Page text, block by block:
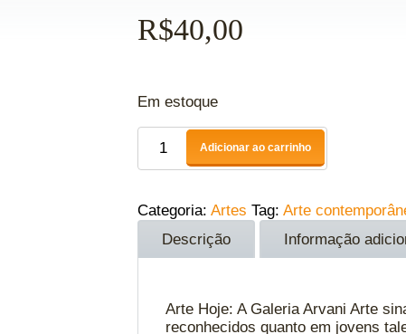
R$40,00
Em estoque
Adicionar ao carrinho
Categoria: Artes Tag: Arte
Descrição
Informação
Arte Hoje: A Galeria Arvani Arte
reconhecidos quanto em jovens